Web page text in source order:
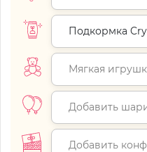
Подкормка
Мягкая
Добавить
Добавить